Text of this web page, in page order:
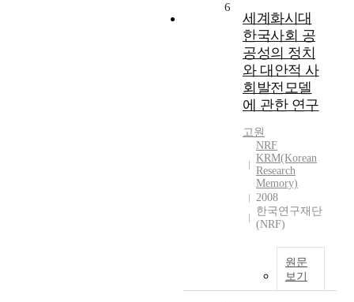
6
세계화시대
한국사회 공
공성의 정치
와 대안적 사
회발전모델
에 관한 연구
고원
NRF
KRM(Korean
Research
Memory)
2008
한국연구재단
(NRF)
원문
보기